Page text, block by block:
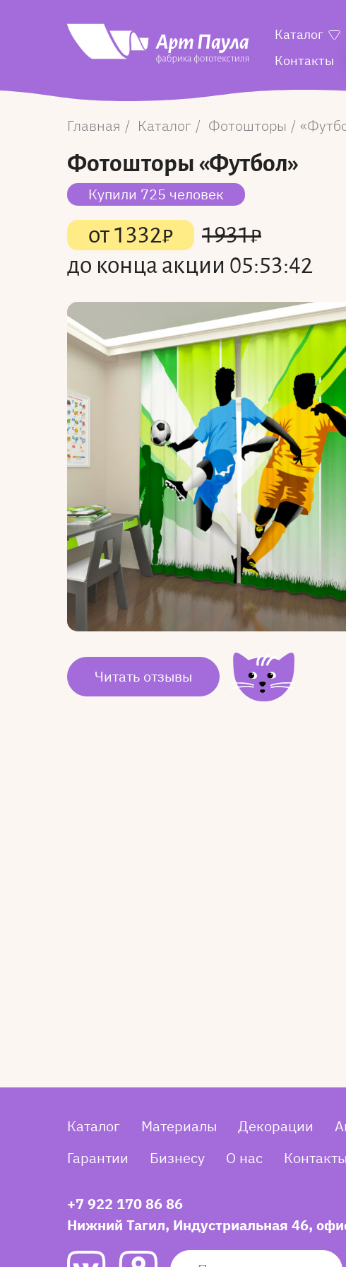
Каталог
Контакты
Главная Каталог Фотошторы
Фотошторы «Футбол»
Купили 725 человек
от1332₽ 1931₽
до конца акции 05:53:41
Читать отзывы
Каталог Материалы Декорации
Гарантии
Бизнесу О нас Контакты
+7 922 170 86 86
Нижний Тагил, Индустриальная 46,